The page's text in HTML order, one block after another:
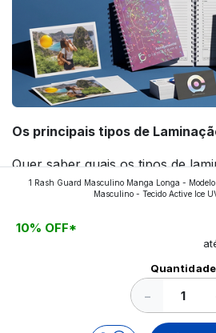
Os principais tipos de
Quer saber quais os tipos de
aplicados nos impressos da
continue a leitura que vamos
1 Rash Guard Masculino Manga Longa -
Masculino - Tecido Active Ice
10% OFF*
Quantidade
−